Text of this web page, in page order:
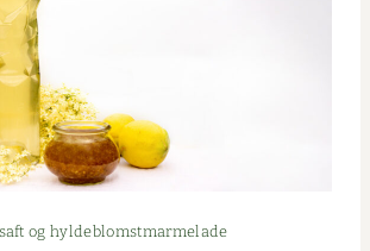
og hyldeblomstmarmelade